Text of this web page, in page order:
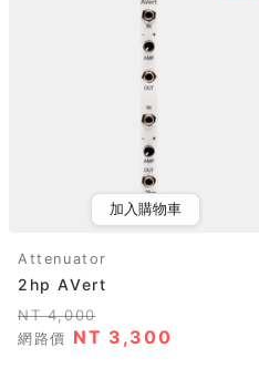
加入購物車
Attenuator
2hp AVert
NT 4,000
網路價 NT 3,300